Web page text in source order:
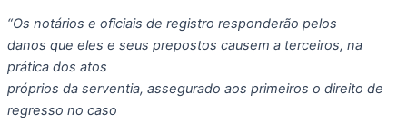
“Os notários e oficiais de registro responderão pelos
danos que eles e seus prepostos causem a terceiros, na
prática dos atos
próprios da serventia, assegurado aos primeiros o direito de
regresso no caso